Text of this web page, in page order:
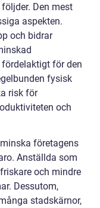
Den mest
aspekten.
och bidrar
för den
fysisk
risk för
och
företagens
Anställda som
och mindre
Dessutom,
stadskärnor,